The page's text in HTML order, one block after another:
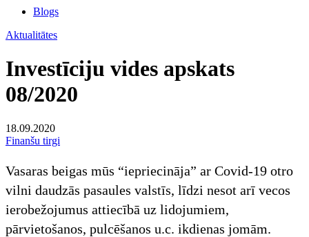
Blogs
Aktualitātes
Investīciju vides apskats
08/2020
18.09.2020
Finanšu tirgi
Vasaras beigas mūs “iepriecināja” ar Covid-19 otro
vilni daudzās pasaules valstīs, līdzi nesot arī vecos
ierobežojumus attiecībā uz lidojumiem,
pārvietošanos, pulcēšanos u.c. ikdienas jomām.